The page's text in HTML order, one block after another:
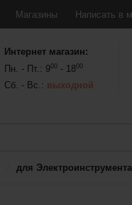
Магазины Написать в
Интернет магазин:
Пн. - Пт.: 900 - 1800
Сб. - Вс.: выходной
для Электроинструмента